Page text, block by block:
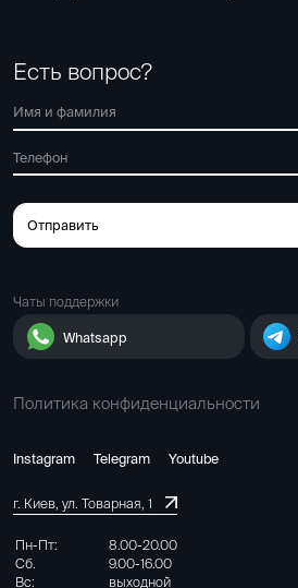
Есть вопрос?
Отправить
Чаты поддержки
Whatsapp
Политика конфиденциальности
Instagram Telegram Youtube
г. Киев, ул. Товарная, 1
Пн-Пт:
8.00-20.00
Сб.
9.00-16.00
Вс:
выходной